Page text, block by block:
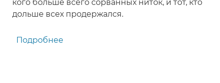
кого больше всего сорванных ниток, и тот, кто
дольше всех продержался.
Подробнее